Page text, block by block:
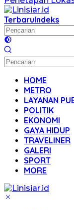
TerbaruIndeks
HOME
METRO
LAYANAN
POLITIK
EKONOMI
GAYA HIDUP
TRAVELINER
GALERI
SPORT
MORE